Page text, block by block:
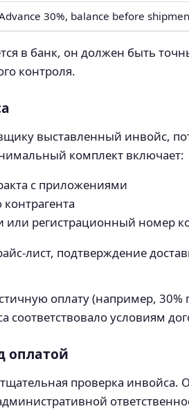
30%, balance before
в банк, он должен быть
контроля.
выставленный инвойс,
комплект включает:
с приложениями
регистрационный номер
лист, подтверждение
оплату (например,
соответствовало условиям
оплатой
проверка